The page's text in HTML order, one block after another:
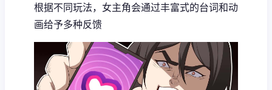
根据不同玩法，女主角会通过丰富式的台词和动
画给予多种反馈